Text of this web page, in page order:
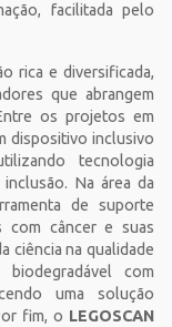
facilitada pelo
rica e diversificada,
que abrangem
os projetos em
dispositivo inclusivo
tecnologia
Na área da
de suporte
com câncer e suas
ciência na qualidade
com
uma solução
fim, o LEGOSCAN